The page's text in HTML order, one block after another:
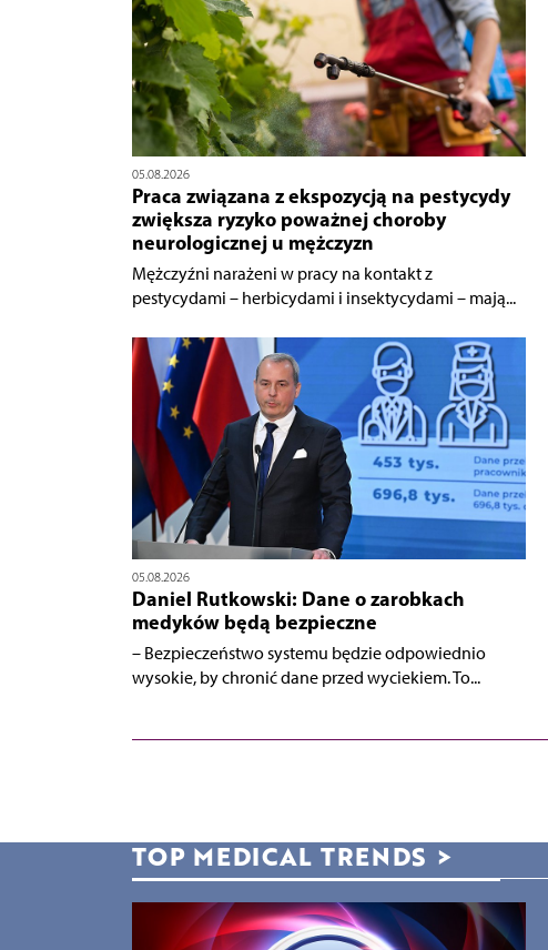
05.08.2026
Praca związana z ekspozycją na pestycydy
zwiększa ryzyko poważnej choroby
neurologicznej u mężczyzn
Mężczyźni narażeni w pracy na kontakt z
pestycydami – herbicydami i insektycydami – mają...
05.08.2026
Daniel Rutkowski: Dane o zarobkach
medyków będą bezpieczne
– Bezpieczeństwo systemu będzie odpowiednio
wysokie, by chronić dane przed wyciekiem. To...
TOP MEDICAL TRENDS >